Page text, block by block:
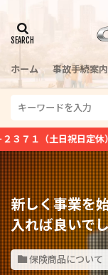
ホーム 事故手続案内
日定休）
新しく事業を
入れば良いで
保険商品について